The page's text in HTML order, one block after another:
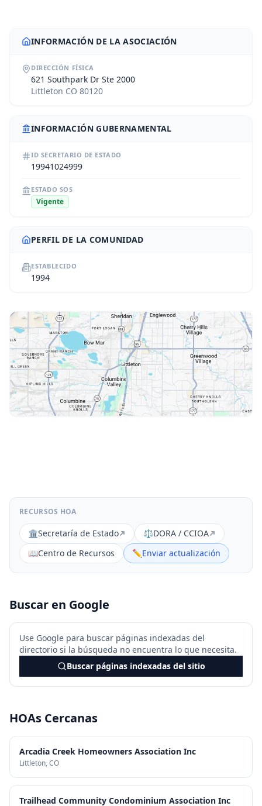
INFORMACIÓN DE LA ASOCIACIÓN
DIRECCIÓN FÍSICA
621 Southpark Dr Ste 2000
Littleton CO 80120
INFORMACIÓN GUBERNAMENTAL
ID SECRETARIO DE ESTADO
19941024999
ESTADO SOS
Vigente
PERFIL DE LA COMUNIDAD
ESTABLECIDO
1994
RECURSOS HOA
🏛️Secretaría de Estado ⚖️DORA / CCIOA
📖Centro de Recursos ✏️Enviar actualización
Buscar en Google
Use Google para buscar páginas indexadas del
directorio si la búsqueda no encuentra lo que necesita.
Buscar páginas indexadas del sitio
HOAs Cercanas
Arcadia Creek Homeowners Association Inc
Littleton, CO
Trailhead Community Condominium Association Inc